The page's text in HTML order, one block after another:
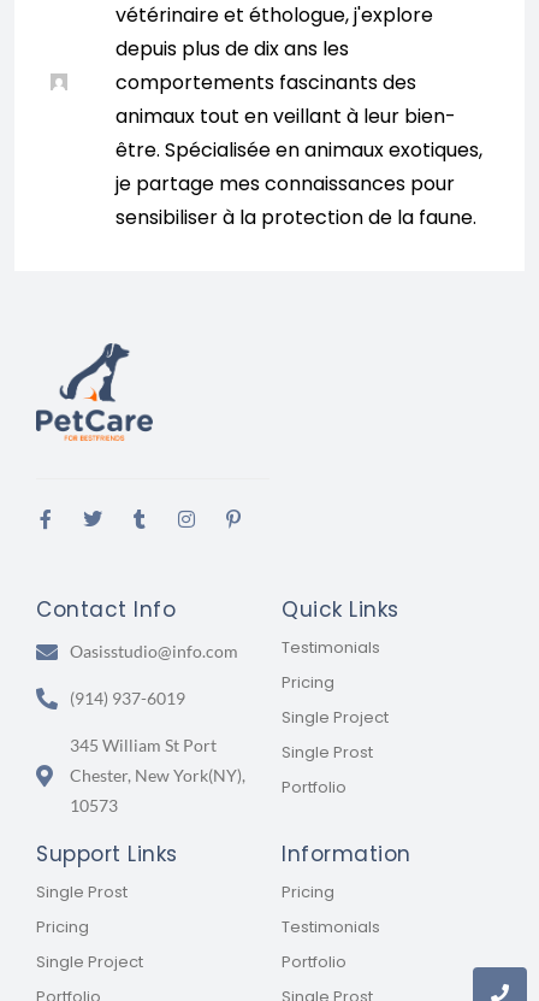
vétérinaire et éthologue, j'explore
depuis plus de dix ans les
comportements fascinants des
animaux tout en veillant à leur bien-
être. Spécialisée en animaux exotiques,
je partage mes connaissances pour
sensibiliser à la protection de la faune.
Contact Info
Oasisstudio@info.com
(914) 937-6019
345 William St Port
Chester, New York(NY),
10573
Quick Links
Testimonials
Pricing
Single Project
Single Prost
Portfolio
Support Links
Single Prost
Pricing
Single Project
Information
Pricing
Testimonials
Portfolio